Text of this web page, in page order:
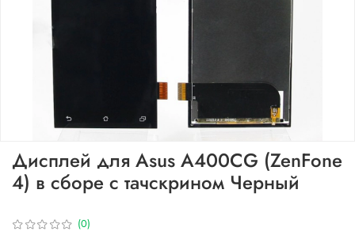
(0)
Дисплей для Asus A400CG (ZenFone
4) в сборе с тачскрином Черный